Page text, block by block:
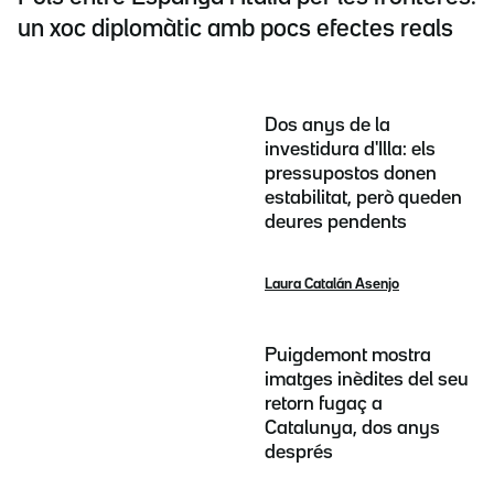
un xoc diplomàtic amb pocs efectes reals
Dos anys de la
investidura d'Illa: els
pressupostos donen
estabilitat, però queden
deures pendents
Laura Catalán Asenjo
Puigdemont mostra
imatges inèdites del seu
retorn fugaç a
Catalunya, dos anys
després